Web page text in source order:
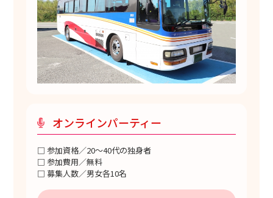
オンラインパーティー
□ 参加資格／20～40代の独身者
□ 参加費用／無料
□ 募集人数／男女各10名